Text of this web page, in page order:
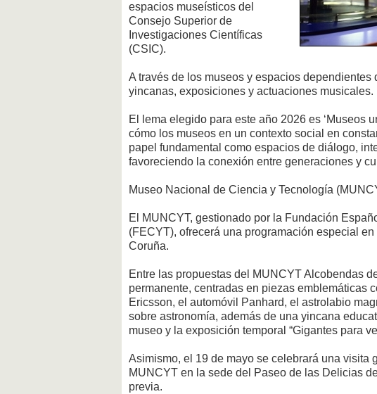
espacios museísticos del
Consejo Superior de
Investigaciones Científicas
(CSIC).
A través de los museos y espacios
yincanas, exposiciones y actuaciones musicales.
El lema elegido para este año 2026 es ‘Museos
cómo los museos en un contexto social en
papel fundamental como espacios de diálogo,
favoreciendo la conexión entre generaciones y
Museo Nacional de Ciencia y Tecnología
El MUNCYT, gestionado por la Fundación
(FECYT), ofrecerá una programación especial
Coruña.
Entre las propuestas del MUNCYT Alcobendas
permanente, centradas en piezas emblemáticas
Ericsson, el automóvil Panhard, el astrolabio
sobre astronomía, además de una yincana
museo y la exposición temporal “Gigantes para
Asimismo, el 19 de mayo se celebrará una visita
MUNCYT en la sede del Paseo de las Delicias
previa.